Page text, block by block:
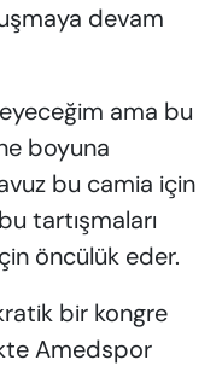
devam
ama bu
boyuna
bu camia için
tartışmaları
öncülük eder.
bir kongre
Amedspor